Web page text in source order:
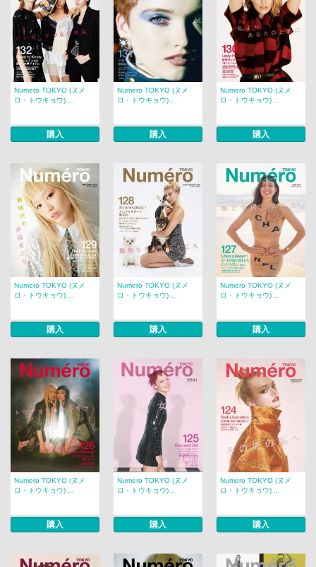
Numero TOKYO (ヌメ
ロ・トウキョウ) ...
購入
Numero TOKYO (ヌメ
ロ・トウキョウ) ...
購入
Numero TOKYO (ヌメ
ロ・トウキョウ) ...
購入
Numero TOKYO (ヌメ
ロ・トウキョウ) ...
購入
Numero TOKYO (ヌメ
ロ・トウキョウ) ...
購入
Numero TOKYO (ヌメ
ロ・トウキョウ) ...
購入
Numero TOKYO (ヌメ
ロ・トウキョウ) ...
購入
Numero TOKYO (ヌメ
ロ・トウキョウ) ...
購入
Numero TOKYO (ヌメ
ロ・トウキョウ) ...
購入